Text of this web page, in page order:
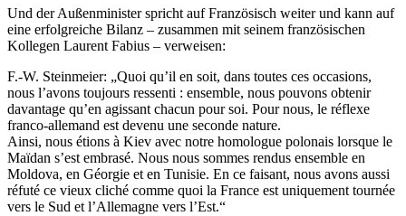
Und der Außenminister spricht auf Französisch weiter und kann auf
eine erfolgreiche Bilanz – zusammen mit seinem französischen
Kollegen Laurent Fabius – verweisen:
F.-W. Steinmeier: „Quoi qu’il en soit, dans toutes ces occasions,
nous l’avons toujours ressenti : ensemble, nous pouvons obtenir
davantage qu’en agissant chacun pour soi. Pour nous, le réflexe
franco-allemand est devenu une seconde nature.
Ainsi, nous étions à Kiev avec notre homologue polonais lorsque le
Maïdan s’est embrasé. Nous nous sommes rendus ensemble en
Moldova, en Géorgie et en Tunisie. En ce faisant, nous avons aussi
réfuté ce vieux cliché comme quoi la France est uniquement tournée
vers le Sud et l’Allemagne vers l’Est.“